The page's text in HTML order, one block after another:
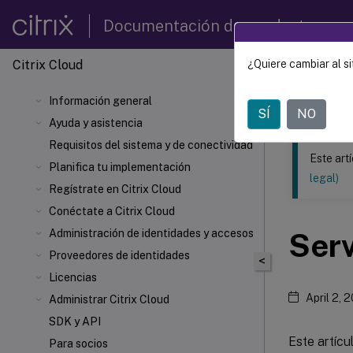
Documentación de productos
Citrix Cloud
Información general
Ayuda y asistencia
Requisitos del sistema y de conectividad
Planifica tu implementación
Regístrate en Citrix Cloud
Conéctate a Citrix Cloud
Administración de identidades y accesos
Proveedores de identidades
Licencias
Administrar Citrix Cloud
SDK y API
Para socios
Este
Citrix
<
Este
legal)
April 2,
Este
¿Quiere cambiar al
SÍ NO